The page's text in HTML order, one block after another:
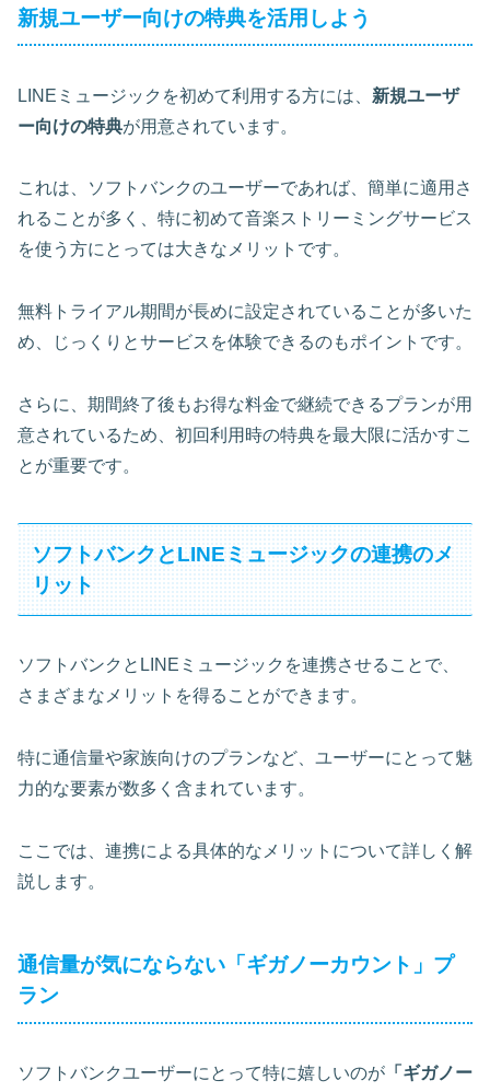
新規ユーザー向けの特典を活用しよう
LINEミュージックを初めて利用する方には、 新規ユーザ
ー向けの特典が用意されています。
これは、ソフトバンクのユーザーであれば、簡単に適用さ
れることが多く、特に初めて音楽ストリーミングサービス
を使う方にとっては大きなメリットです。
無料トライアル期間が長めに設定されていることが多いた
め、じっくりとサービスを体験できるのもポイントです。
さらに、期間終了後もお得な料金で継続できるプランが用
意されているため、 初回利用時の特典を最大限に活かすこ
とが重要です。
ソフトバンクとLINEミュージックの連携のメ
リット
ソフトバンクとLINEミュージックを連携させることで、
さまざまなメリットを得ることができます。
特に通信量や家族向けのプランなど、ユーザーにとって魅
力的な要素が数多く含まれています。
ここでは、連携による具体的なメリットについて詳しく解
説します。
通信量が気にならない「ギガノーカウント」プ
ラン
ソフトバンクユーザーにとって特に嬉しいのが 「ギガノー